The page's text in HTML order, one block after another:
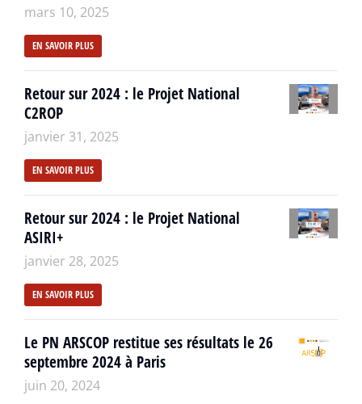
mars 10, 2025
EN SAVOIR PLUS
Retour sur 2024 : le Projet National
C2ROP
janvier 31, 2025
EN SAVOIR PLUS
Retour sur 2024 : le Projet National
ASIRI+
janvier 28, 2025
EN SAVOIR PLUS
Le PN ARSCOP restitue ses résultats le 26
septembre 2024 à Paris
juin 20, 2024